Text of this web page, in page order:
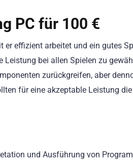
PC für 100 €
effizient arbeitet und ein gutes
bei allen Spielen zu
zurückgreifen, aber
für eine akzeptable Leistung
und Ausführung von